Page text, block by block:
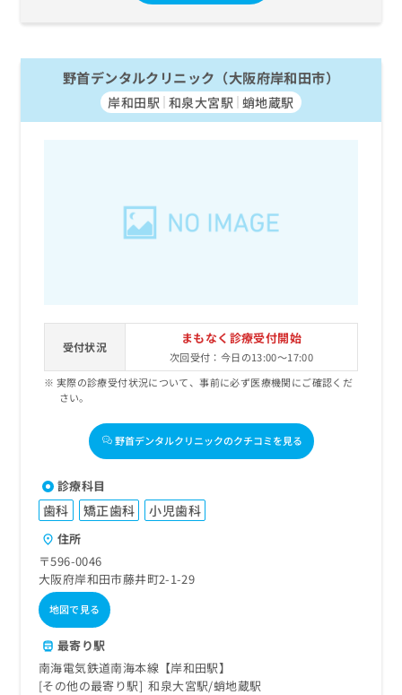
野首デンタルクリニック（大阪府岸和田市）
岸和田駅 和泉大宮駅 蛸地蔵駅
受付状況
まもなく診療受付開始
次回受付：今日の13:00～17:00
実際の診療受付状況について、事前に必ず医療機関にご確認くだ
さい。
野首デンタルクリニックのクチコミを見る
診療科目
歯科 矯正歯科 小児歯科
住所
〒596-0046
大阪府岸和田市藤井町2-1-29
地図で見る
最寄り駅
南海電気鉄道南海本線【岸和田駅】
その他の最寄り駅
和泉大宮駅 蛸地蔵駅